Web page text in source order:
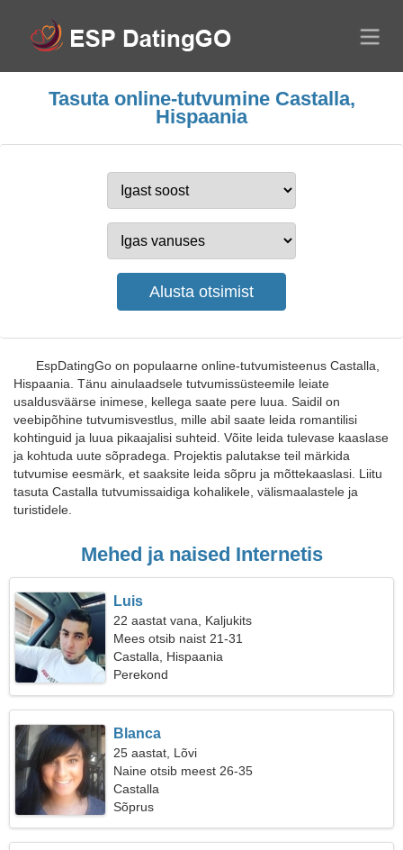
Tasuta online-tutvumine Castalla,
Hispaania
EspDatingGo on populaarne online-tutvumisteenus Castalla,
Hispaania. Tänu ainulaadsele tutvumissüsteemile leiate
usaldusväärse inimese, kellega saate pere luua. Saidil on
veebipõhine tutvumisvestlus, mille abil saate leida romantilisi
kohtinguid ja luua pikaajalisi suhteid. Võite leida tulevase kaaslase
ja kohtuda uute sõpradega. Projektis palutakse teil märkida
tutvumise eesmärk, et saaksite leida sõpru ja mõttekaaslasi. Liitu
tasuta Castalla tutvumissaidiga kohalikele, välismaalastele ja
turistidele.
Mehed ja naised Internetis
Luis
22 aastat vana, Kaljukits
Mees otsib naist 21-31
Castalla, Hispaania
Perekond
Blanca
25 aastat, Lõvi
Naine otsib meest 26-35
Castalla
Sõprus